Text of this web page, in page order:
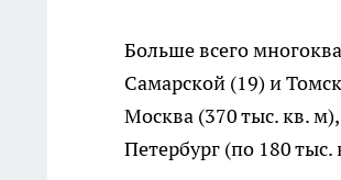
Больше всего
Самарской (19) и
Москва (370 тыс. кв.
Петербург (по 180